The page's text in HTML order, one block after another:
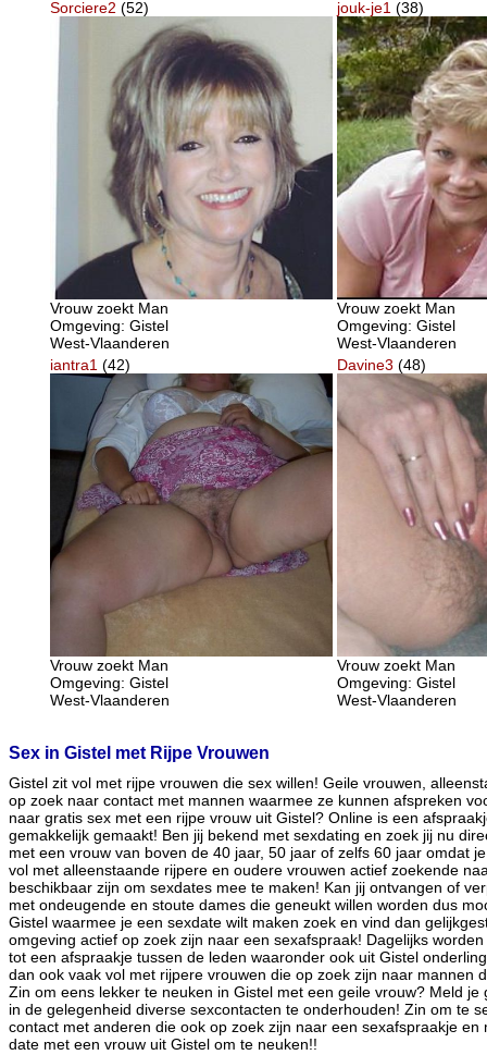
Sorciere2 (52)
Vrouw zoekt Man
Omgeving: Gistel
West-Vlaanderen
jouk-je1 (38)
Vrouw zoekt Man
Omgeving: Gistel
West-Vlaanderen
iantra1 (42)
Vrouw zoekt Man
Omgeving: Gistel
West-Vlaanderen
Davine3 (48)
Vrouw zoekt Man
Omgeving: Gistel
West-Vlaanderen
Sex in Gistel met Rijpe Vrouwen
Gistel zit vol met rijpe vrouwen die sex willen! Geile vrouwen,
op zoek naar contact met mannen waarmee ze kunnen afspreken
naar gratis sex met een rijpe vrouw uit Gistel? Online is een
gemakkelijk gemaakt! Ben jij bekend met sexdating en zoek jij nu
met een vrouw van boven de 40 jaar, 50 jaar of zelfs 60 jaar omdat
vol met alleenstaande rijpere en oudere vrouwen actief zoekende
beschikbaar zijn om sexdates mee te maken! Kan jij ontvangen of
met ondeugende en stoute dames die geneukt willen worden dus
Gistel waarmee je een sexdate wilt maken zoek en vind dan
omgeving actief op zoek zijn naar een sexafspraak! Dagelijks
tot een afspraakje tussen de leden waaronder ook uit Gistel
dan ook vaak vol met rijpere vrouwen die op zoek zijn naar mannen
Zin om eens lekker te neuken in Gistel met een geile vrouw? Meld je
in de gelegenheid diverse sexcontacten te onderhouden! Zin om te
contact met anderen die ook op zoek zijn naar een sexafspraakje en
date met een vrouw uit Gistel om te neuken!!